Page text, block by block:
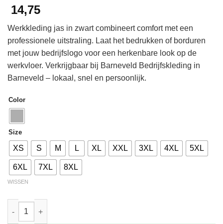
14,75
Werkkleding jas in zwart combineert comfort met een
professionele uitstraling. Laat het bedrukken of borduren
met jouw bedrijfslogo voor een herkenbare look op de
werkvloer. Verkrijgbaar bij Barneveld Bedrijfskleding in
Barneveld – lokaal, snel en persoonlijk.
Color
Size
XS S M L XL XXL 3XL 4XL 5XL
6XL 7XL 8XL
WISSEN
Tricorp 102002 T-Shirt Bicolor Borstzak grijs/zwart aantal